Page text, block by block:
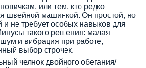
или тем, кто редко
швейной машинкой. Он простой, но
и не требует особых навыков для
такого решения: малая
шум и вибрация при работе,
выбор строчек.
челнок двойного обегания/